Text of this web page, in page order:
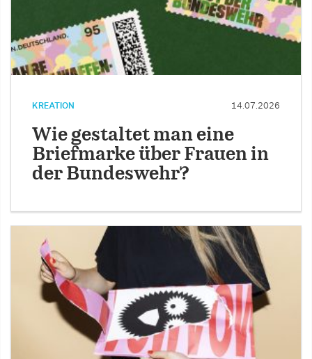
KREATION 14.07.2026
Wie gestaltet man eine
Briefmarke über Frauen in
der Bundeswehr?